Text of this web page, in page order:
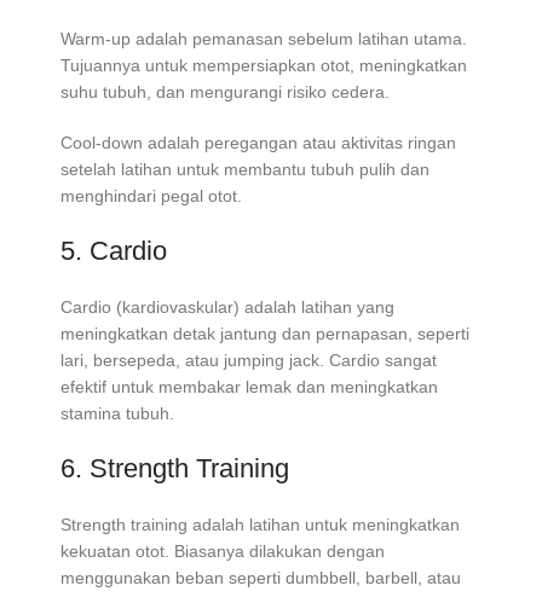
Warm-up adalah pemanasan sebelum latihan utama.
Tujuannya untuk mempersiapkan otot, meningkatkan
suhu tubuh, dan mengurangi risiko cedera.
Cool-down adalah peregangan atau aktivitas ringan
setelah latihan untuk membantu tubuh pulih dan
menghindari pegal otot.
5. Cardio
Cardio (kardiovaskular) adalah latihan yang
meningkatkan detak jantung dan pernapasan, seperti
lari, bersepeda, atau jumping jack. Cardio sangat
efektif untuk membakar lemak dan meningkatkan
stamina tubuh.
6. Strength Training
Strength training adalah latihan untuk meningkatkan
kekuatan otot. Biasanya dilakukan dengan
menggunakan beban seperti dumbbell, barbell, atau